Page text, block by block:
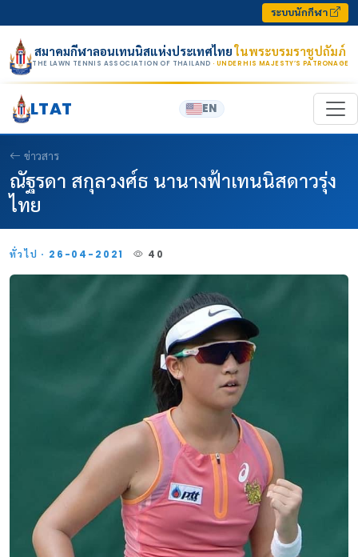
ระบบนักกีฬา
สมาคมกีฬาลอนเทนนิสแห่งประเทศไทยในพระบรมราชูปถัมภ์
THE LAWN TENNIS ASSOCIATION OF THAILAND · UNDER HIS MAJESTY’S PATRONAGE
LTAT EN
ข่าวสาร
ณัฐรดา สกุลวงศ์ธ นานางฟ้าเทนนิสดาวรุ่ง
ไทย
ทั่วไป · 26-04-2021 40